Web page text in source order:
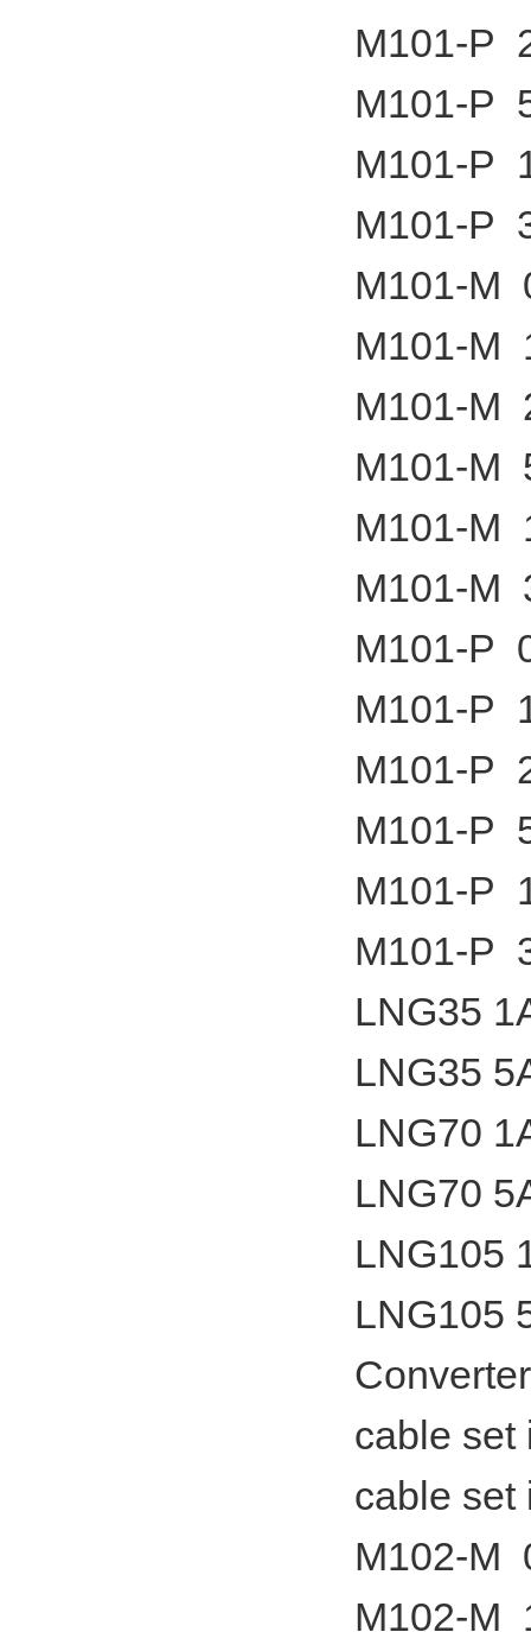
M101-P
M101-P
M101-P
M101-P
M101-M
M101-M
M101-M
M101-M
M101-M
M101-M
M101-P
M101-P
M101-P
M101-P
M101-P
M101-P
LNG35
LNG35
LNG70
LNG70
LNG105
LNG105
cable set
cable set
M102-M
M102-M